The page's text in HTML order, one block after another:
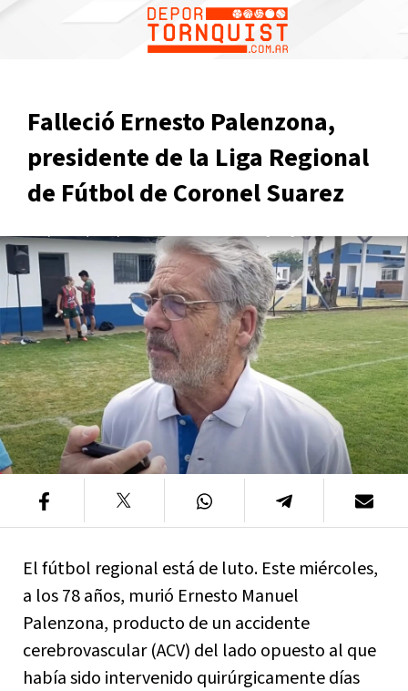
Falleció Ernesto Palenzona,
presidente de la Liga Regional
de Fútbol de Coronel Suarez
El fútbol regional está de luto. Este miércoles,
a los 78 años, murió Ernesto Manuel
Palenzona, producto de un accidente
cerebrovascular (ACV) del lado opuesto al que
había sido intervenido quirúrgicamente días